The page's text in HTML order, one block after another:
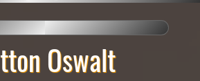
Oswalt